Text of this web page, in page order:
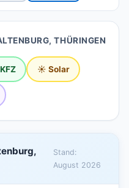
THÜRINGEN
☀️ Solar
Stand:
August 2026